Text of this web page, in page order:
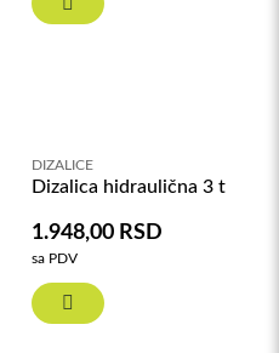
DIZALICE
Dizalica hidraulična 3 t
1.948,00 RSD
sa PDV